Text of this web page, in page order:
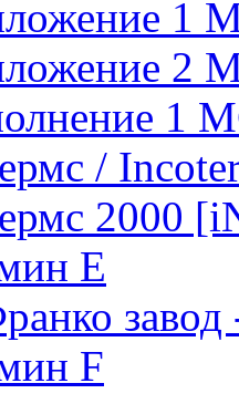
1
2
1
/
2000
E
F